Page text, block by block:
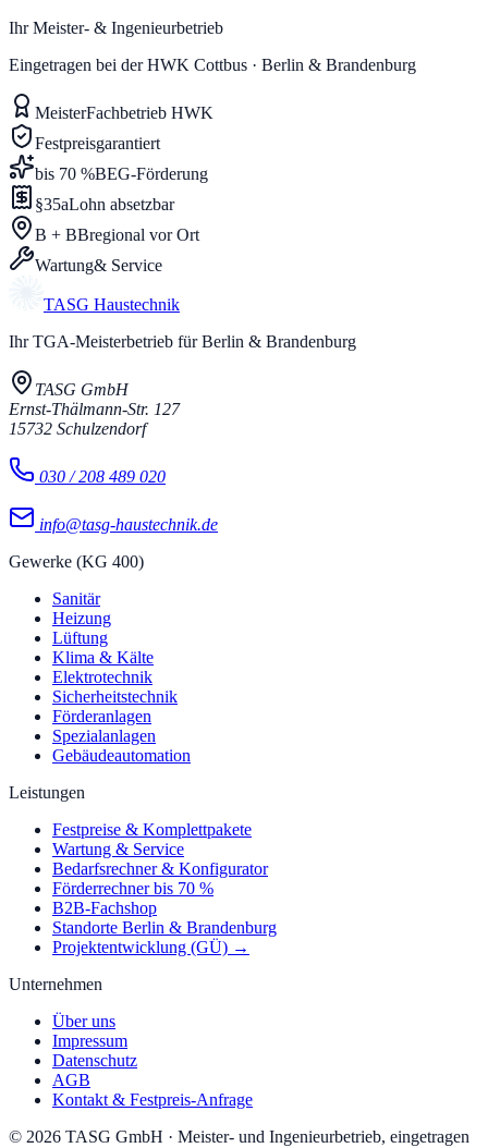
Ihr Meister- & Ingenieurbetrieb
Eingetragen bei der HWK Cottbus · Berlin & Brandenburg
MeisterFachbetrieb HWK
Festpreisgarantiert
bis 70 %BEG-Förderung
§35aLohn absetzbar
B + BBregional vor Ort
Wartung& Service
TASG Haustechnik
Ihr TGA-Meisterbetrieb für Berlin & Brandenburg
TASG GmbH
Ernst-Thälmann-Str. 127
15732 Schulzendorf
030 / 208 489 020
info@tasg-haustechnik.de
Gewerke (KG 400)
Sanitär
Heizung
Lüftung
Klima & Kälte
Elektrotechnik
Sicherheitstechnik
Förderanlagen
Spezialanlagen
Gebäudeautomation
Leistungen
Festpreise & Komplettpakete
Wartung & Service
Bedarfsrechner & Konfigurator
Förderrechner bis 70 %
B2B-Fachshop
Standorte Berlin & Brandenburg
Projektentwicklung (GÜ) →
Unternehmen
Über uns
Impressum
Datenschutz
AGB
Kontakt & Festpreis-Anfrage
© 2026 TASG GmbH · Meister- und Ingenieurbetrieb, eingetragen